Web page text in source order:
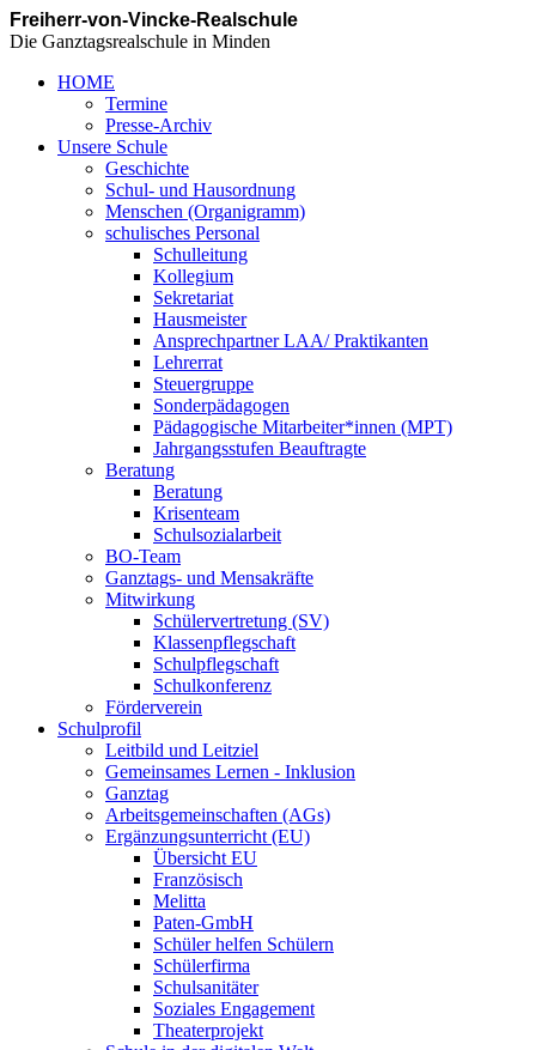
Freiherr-von-Vincke-Realschule
Die Ganztagsrealschule in Minden
HOME
Termine
Presse-Archiv
Unsere Schule
Geschichte
Schul- und Hausordnung
Menschen (Organigramm)
schulisches Personal
Schulleitung
Kollegium
Sekretariat
Hausmeister
Ansprechpartner LAA/ Praktikanten
Lehrerrat
Steuergruppe
Sonderpädagogen
Pädagogische Mitarbeiter*innen (MPT)
Jahrgangsstufen Beauftragte
Beratung
Beratung
Krisenteam
Schulsozialarbeit
BO-Team
Ganztags- und Mensakräfte
Mitwirkung
Schülervertretung (SV)
Klassenpflegschaft
Schulpflegschaft
Schulkonferenz
Förderverein
Schulprofil
Leitbild und Leitziel
Gemeinsames Lernen - Inklusion
Ganztag
Arbeitsgemeinschaften (AGs)
Ergänzungsunterricht (EU)
Übersicht EU
Französisch
Melitta
Paten-GmbH
Schüler helfen Schülern
Schülerfirma
Schulsanitäter
Soziales Engagement
Theaterprojekt